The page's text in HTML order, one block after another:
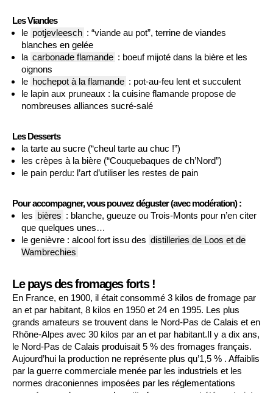
Les Viandes
le potjevleesch : “viande au pot”, terrine de viandes
blanches en gelée
la carbonade flamande : boeuf mijoté dans la bière et les
oignons
le hochepot à la flamande : pot-au-feu lent et succulent
le lapin aux pruneaux : la cuisine flamande propose de
nombreuses alliances sucré-salé
Les Desserts
la tarte au sucre (“cheul tarte au chuc !”)
les crèpes à la bière (“Couquebaques de ch’Nord”)
le pain perdu: l’art d’utiliser les restes de pain
Pour accompagner, vous pouvez déguster (avec modération) :
les bières : blanche, gueuze ou Trois-Monts pour n’en citer
que quelques unes…
le genièvre : alcool fort issu des distilleries de Loos et de
Wambrechies
Le pays des fromages forts !
En France, en 1900, il était consommé 3 kilos de fromage par
an et par habitant, 8 kilos en 1950 et 24 en 1995. Les plus
grands amateurs se trouvent dans le Nord-Pas de Calais et en
Rhône-Alpes avec 30 kilos par an et par habitant.Il y a dix ans,
le Nord-Pas de Calais produisait 5 % des fromages français.
Aujourd’hui la production ne représente plus qu’1,5 % . Affaiblis
par la guerre commerciale menée par les industriels et les
normes draconiennes imposées par les réglementations